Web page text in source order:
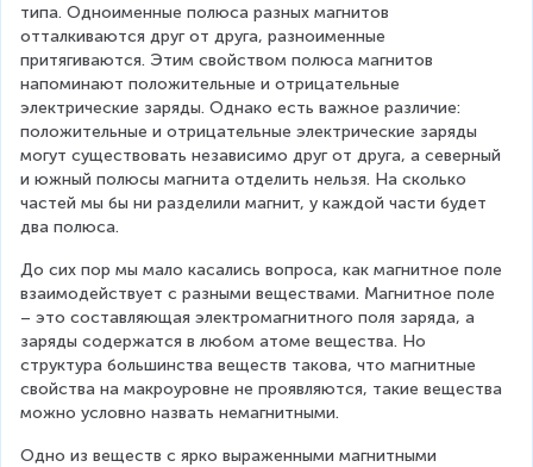
типа. Одноименные полюса разных магнитов
отталкиваются друг от друга, разноименные
притягиваются. Этим свойством полюса магнитов
напоминают положительные и отрицательные
электрические заряды. Однако есть важное различие:
положительные и отрицательные электрические заряды
могут существовать независимо друг от друга, а северный
и южный полюсы магнита отделить нельзя. На сколько
частей мы бы ни разделили магнит, у каждой части будет
два полюса.
До сих пор мы мало касались вопроса, как магнитное поле
взаимодействует с разными веществами. Магнитное поле
– это составляющая электромагнитного поля заряда, а
заряды содержатся в любом атоме вещества. Но
структура большинства веществ такова, что магнитные
свойства на макроуровне не проявляются, такие вещества
можно условно назвать немагнитными.
Одно из веществ с ярко выраженными магнитными